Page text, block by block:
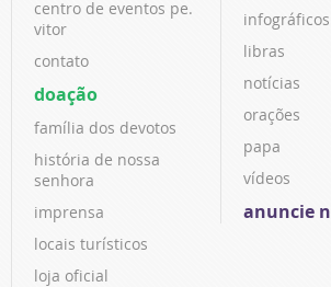
centro de eventos pe.
vitor
contato
doação
família dos devotos
história de nossa
senhora
imprensa
locais turísticos
loja oficial
infográficos
libras
notícias
orações
papa
vídeos
anuncie